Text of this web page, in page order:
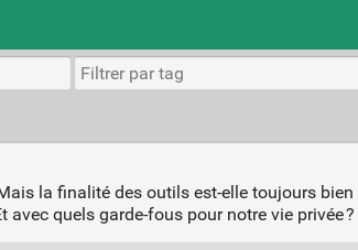
la finalité des outils est-elle toujours bien
quels garde-fous pour notre vie privée ?